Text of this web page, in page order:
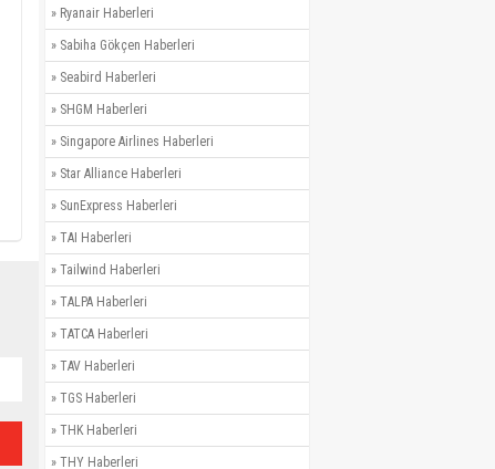
» Ryanair Haberleri
» Sabiha Gökçen Haberleri
» Seabird Haberleri
» SHGM Haberleri
» Singapore Airlines Haberleri
» Star Alliance Haberleri
» SunExpress Haberleri
» TAI Haberleri
» Tailwind Haberleri
» TALPA Haberleri
» TATCA Haberleri
» TAV Haberleri
» TGS Haberleri
» THK Haberleri
» THY Haberleri